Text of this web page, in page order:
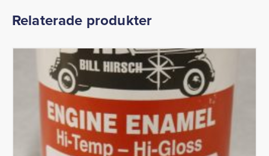
Relaterade produkter